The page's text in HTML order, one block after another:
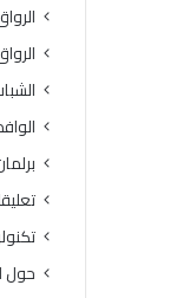
حول